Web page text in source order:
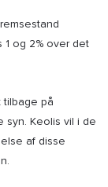
og 2% over det
tilbage på
Keolis vil i de
af disse